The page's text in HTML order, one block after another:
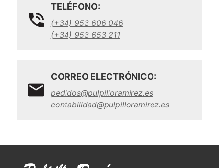
TELÉFONO:
(+34) 953 606 046
(+34) 953 653 211
CORREO ELECTRÓNICO:
pedidos@pulpilloramirez.es
contabilidad@pulpilloramirez.es